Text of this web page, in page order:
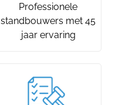
Professionele
standbouwers met 45
jaar ervaring